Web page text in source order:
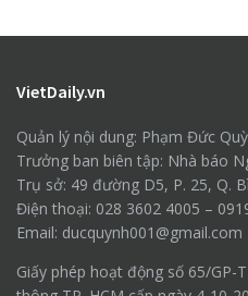
VietDaily.vn
Quản lý nội dung: Phạm Đức
Trưởng ban biên tập: Nhà báo
Trụ sở: 49 đường D5, P. 25, Q.
Điện thoại: 028 3602 4005 –
Email: ducquynh001@gmail.com
Giấy phép hoạt động số 65/